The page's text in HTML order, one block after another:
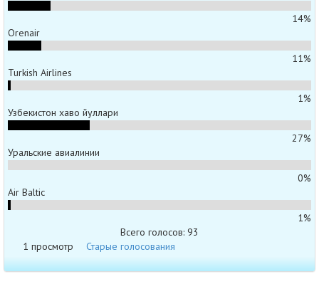
14%
Orenair
11%
Turkish Airlines
1%
Узбекистон хаво йуллари
27%
Уральские авиалинии
0%
Air Baltic
1%
Всего голосов: 93
1 просмотр
Старые голосования